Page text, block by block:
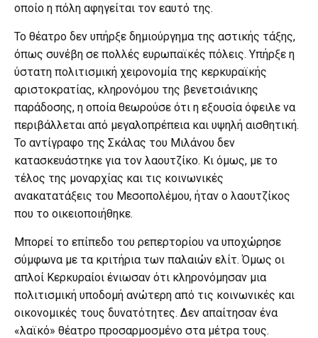
οποίο η πόλη αφηγείται τον εαυτό της.
Το θέατρο δεν υπήρξε δημιούργημα της αστικής τάξης,
όπως συνέβη σε πολλές ευρωπαϊκές πόλεις. Υπήρξε η
ύστατη πολιτισμική χειρονομία της κερκυραϊκής
αριστοκρατίας, κληρονόμου της βενετσιάνικης
παράδοσης, η οποία θεωρούσε ότι η εξουσία όφειλε να
περιβάλλεται από μεγαλοπρέπεια και υψηλή αισθητική.
Το αντίγραφο της Σκάλας του Μιλάνου δεν
κατασκευάστηκε για τον λαουτζίκο. Κι όμως, με το
τέλος της μοναρχίας και τις κοινωνικές
ανακατατάξεις του Μεσοπολέμου, ήταν ο λαουτζίκος
που το οικειοποιήθηκε.
Μπορεί το επίπεδο του ρεπερτορίου να υποχώρησε
σύμφωνα με τα κριτήρια των παλαιών ελίτ. Όμως οι
απλοί Κερκυραίοι ένιωσαν ότι κληρονόμησαν μια
πολιτισμική υποδομή ανώτερη από τις κοινωνικές και
οικονομικές τους δυνατότητες. Δεν απαίτησαν ένα
«λαϊκό» θέατρο προσαρμοσμένο στα μέτρα τους.